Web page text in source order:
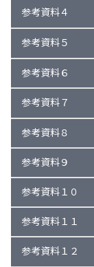
参考資料４
参考資料５
参考資料６
参考資料７
参考資料８
参考資料９
参考資料１０
参考資料１１
参考資料１２